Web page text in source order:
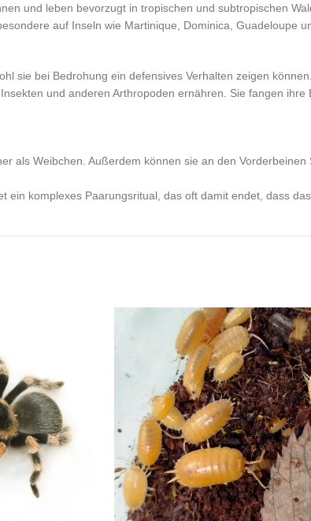
und leben bevorzugt in tropischen und subtropischen
auf Inseln wie Martinique, Dominica, Guadeloupe
sie bei Bedrohung ein defensives Verhalten zeigen können.
und anderen Arthropoden ernähren. Sie fangen
als Weibchen. Außerdem können sie an den
komplexes Paarungsritual, das oft damit endet, dass